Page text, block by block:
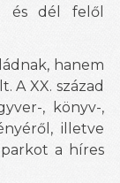
és dél felől
hanem
A XX. század
, könyv-,
illetve
a híres